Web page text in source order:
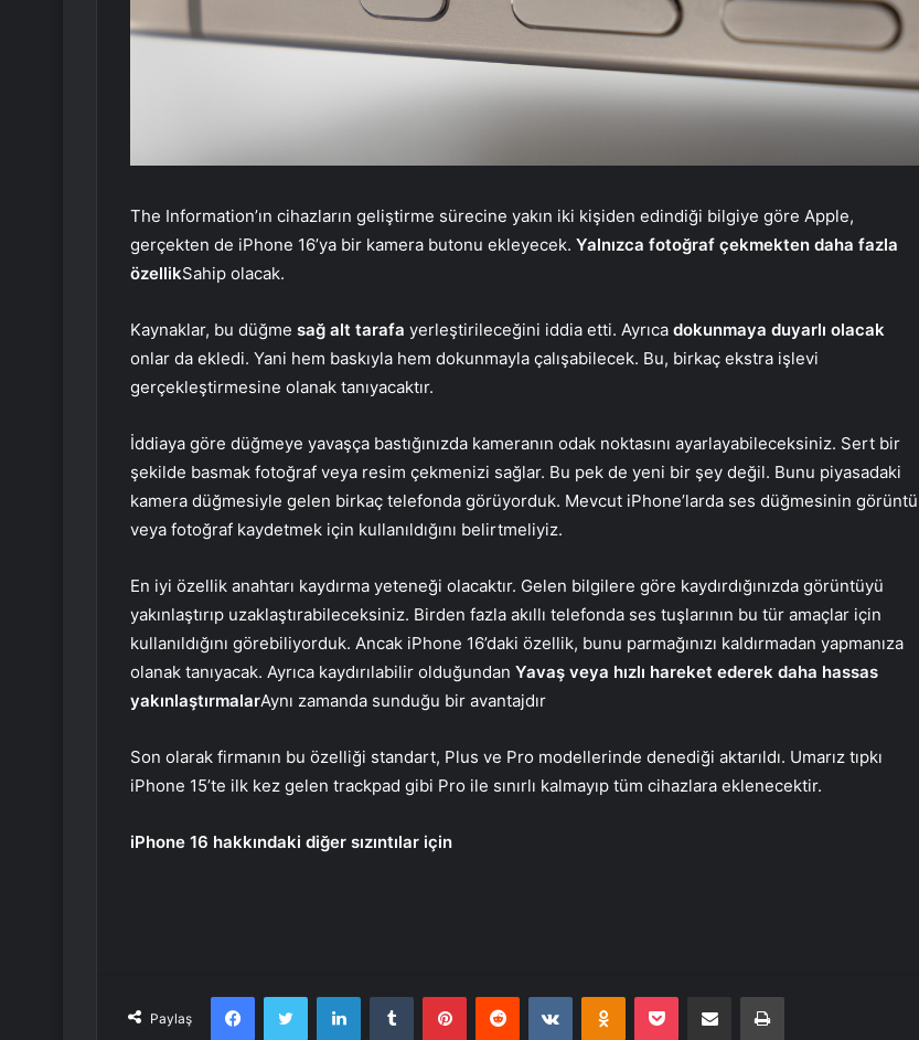
The Information’ın cihazların geliştirme sürecine yakın iki kişiden edindiği bilgiye göre Apple,
gerçekten de iPhone 16’ya bir kamera butonu ekleyecek. Yalnızca fotoğraf çekmekten daha fazla
özellikSahip olacak.
Kaynaklar, bu düğme sağ alt tarafa yerleştirileceğini iddia etti. Ayrıca dokunmaya duyarlı olacak
onlar da ekledi. Yani hem baskıyla hem dokunmayla çalışabilecek. Bu, birkaç ekstra işlevi
gerçekleştirmesine olanak tanıyacaktır.
İddiaya göre düğmeye yavaşça bastığınızda kameranın odak noktasını ayarlayabileceksiniz. Sert bir
şekilde basmak fotoğraf veya resim çekmenizi sağlar. Bu pek de yeni bir şey değil. Bunu piyasadaki
kamera düğmesiyle gelen birkaç telefonda görüyorduk. Mevcut iPhone’larda ses düğmesinin görüntü
veya fotoğraf kaydetmek için kullanıldığını belirtmeliyiz.
En iyi özellik anahtarı kaydırma yeteneği olacaktır. Gelen bilgilere göre kaydırdığınızda görüntüyü
yakınlaştırıp uzaklaştırabileceksiniz. Birden fazla akıllı telefonda ses tuşlarının bu tür amaçlar için
kullanıldığını görebiliyorduk. Ancak iPhone 16’daki özellik, bunu parmağınızı kaldırmadan yapmanıza
olanak tanıyacak. Ayrıca kaydırılabilir olduğundan Yavaş veya hızlı hareket ederek daha hassas
yakınlaştırmalarAynı zamanda sunduğu bir avantajdır
Son olarak firmanın bu özelliği standart, Plus ve Pro modellerinde denediği aktarıldı. Umarız tıpkı
iPhone 15’te ilk kez gelen trackpad gibi Pro ile sınırlı kalmayıp tüm cihazlara eklenecektir.
iPhone 16 hakkındaki diğer sızıntılar için
Paylaş
FacebookTwitter LinkedInTumblr PinterestReddit VKontakteOdnoklassniki
Pocket E-Posta ile paylaş Yazdır